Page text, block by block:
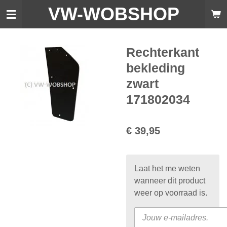
Ga
hoofdinhoud
VW-WOBSHOP
Rechterkant
bekleding
zwart
171802034
€ 39,95
Laat het me weten
wanneer dit product
weer op voorraad is.